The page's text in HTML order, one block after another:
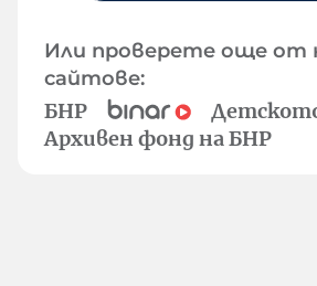
Или проверете още
сайтове:
БНР
Архивен фонд на БНР